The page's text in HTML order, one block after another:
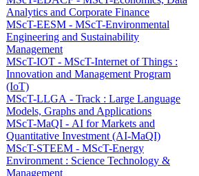
Analytics and Corporate Finance
MScT-EESM - MScT-Environmental
Engineering and Sustainability
Management
MScT-IOT - MScT-Internet of Things :
Innovation and Management Program
(IoT)
MScT-LLGA - Track : Large Language
Models, Graphs and Applications
MScT-MaQI - AI for Markets and
Quantitative Investment (AI-MaQI)
MScT-STEEM - MScT-Energy
Environment : Science Technology &
Management